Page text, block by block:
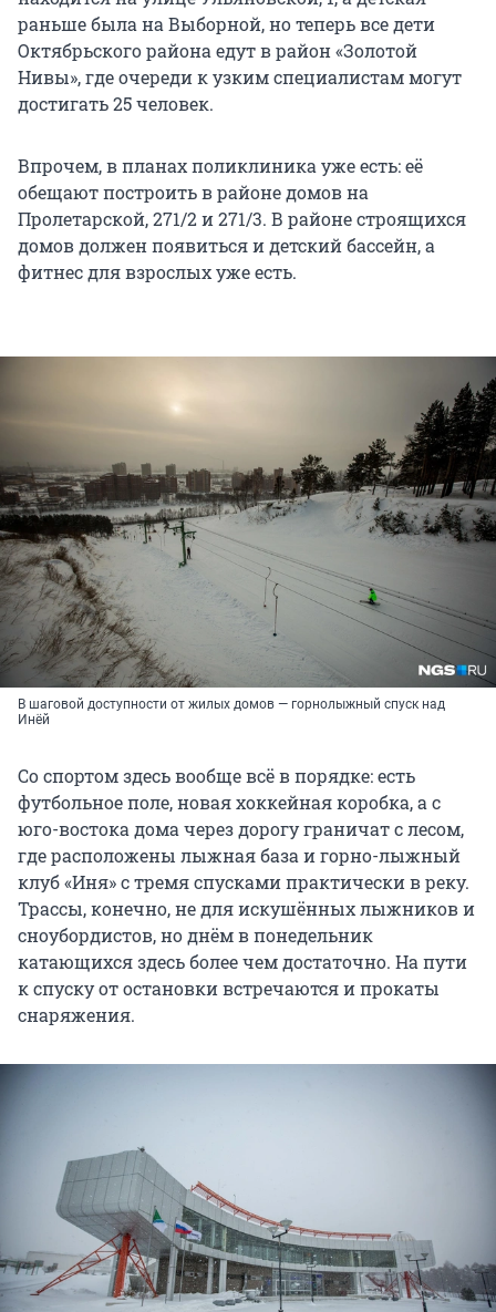
раньше была на Выборной, но теперь все дети
Октябрьского района едут в район «Золотой
Нивы», где очереди к узким специалистам могут
достигать 25 человек.
Впрочем, в планах поликлиника уже есть: её
обещают построить в районе домов на
Пролетарской, 271/2 и 271/3. В районе строящихся
домов должен появиться и детский бассейн, а
фитнес для взрослых уже есть.
В шаговой доступности от жилых домов — горнолыжный спуск над
Инёй
Со спортом здесь вообще всё в порядке: есть
футбольное поле, новая хоккейная коробка, а с
юго-востока дома через дорогу граничат с лесом,
где расположены лыжная база и горно-лыжный
клуб «Иня» с тремя спусками практически в реку.
Трассы, конечно, не для искушённых лыжников и
сноубордистов, но днём в понедельник
катающихся здесь более чем достаточно. На пути
к спуску от остановки встречаются и прокаты
снаряжения.